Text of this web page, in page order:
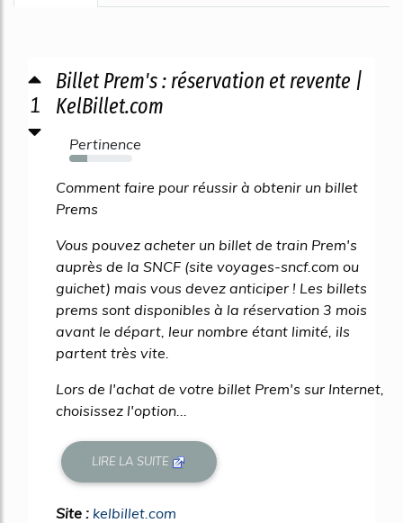
1
Billet Prem's : réservation et revente |
KelBillet.com
Pertinence
28%
Comment faire pour réussir à obtenir un billet
Prems
Vous pouvez acheter un billet de train Prem's
auprès de la SNCF (site voyages-sncf.com ou
guichet) mais vous devez anticiper ! Les billets
prems sont disponibles à la réservation 3 mois
avant le départ, leur nombre étant limité, ils
partent très vite.
Lors de l'achat de votre billet Prem's sur Internet,
choisissez l'option...
LIRE LA SUITE
Site : kelbillet.com